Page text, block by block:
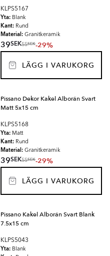
KLPS5167
Yta: Blank
Kant: Rund
Material: Granitkeramik
39SEK55SEK-29%
LÄGG I VARUKORG
Pissano Dekor Kakel Alborán Svart
Matt 5x15 cm
KLPS5168
Yta: Matt
Kant: Rund
Material: Granitkeramik
39SEK55SEK-29%
LÄGG I VARUKORG
Pissano Kakel Alborán Svart Blank
7.5x15 cm
KLPS5043
Yta: Blank